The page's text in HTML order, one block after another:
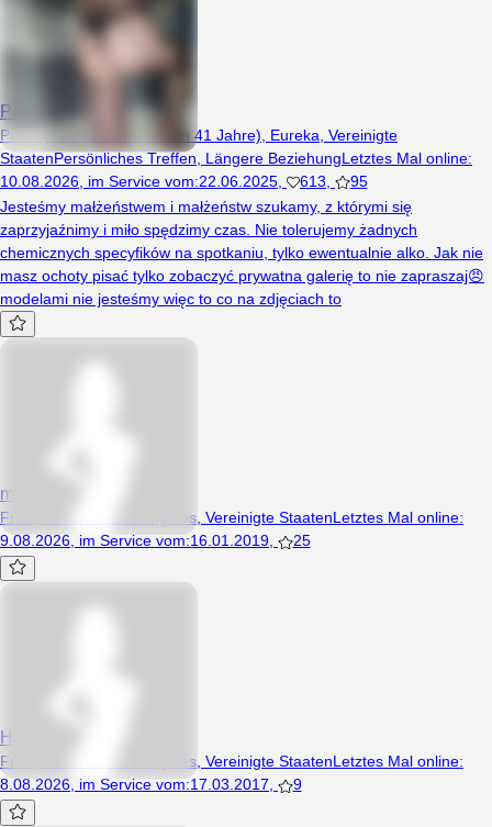
Para858585
Paar (Frau 41 Jahre, Mann 41 Jahre), Eureka, Vereinigte
StaatenPersönliches Treffen Längere BeziehungLetztes Mal online:
10.08.2026 im Service vom:22.06.2025 613
95
Jesteśmy małżeństwem i małżeństw szukamy, z którymi się
zaprzyjaźnimy i miło spędzimy czas. Nie tolerujemy żadnych
chemicznych specyfików na spotkaniu, tylko ewentualnie alko. Jak nie
masz ochoty pisać tylko zobaczyć prywatna galerię to nie zapraszaj😠
modelami nie jesteśmy więc to co na zdjęciach to
micka18
Frau, 38 Jahre, Los Angeles, Vereinigte StaatenLetztes Mal online:
9.08.2026 im Service vom:16.01.2019 25
Hopeless001
Frau, 28 Jahre, Los Angeles, Vereinigte StaatenLetztes Mal online:
8.08.2026, im Service vom:17.03.2017, 9